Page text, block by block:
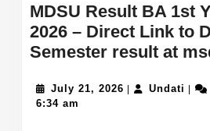
MDSU Result BA 1st
2026 – Direct Link to
Semester result at
July 21, 2026 July
| Undati |
6:34 am